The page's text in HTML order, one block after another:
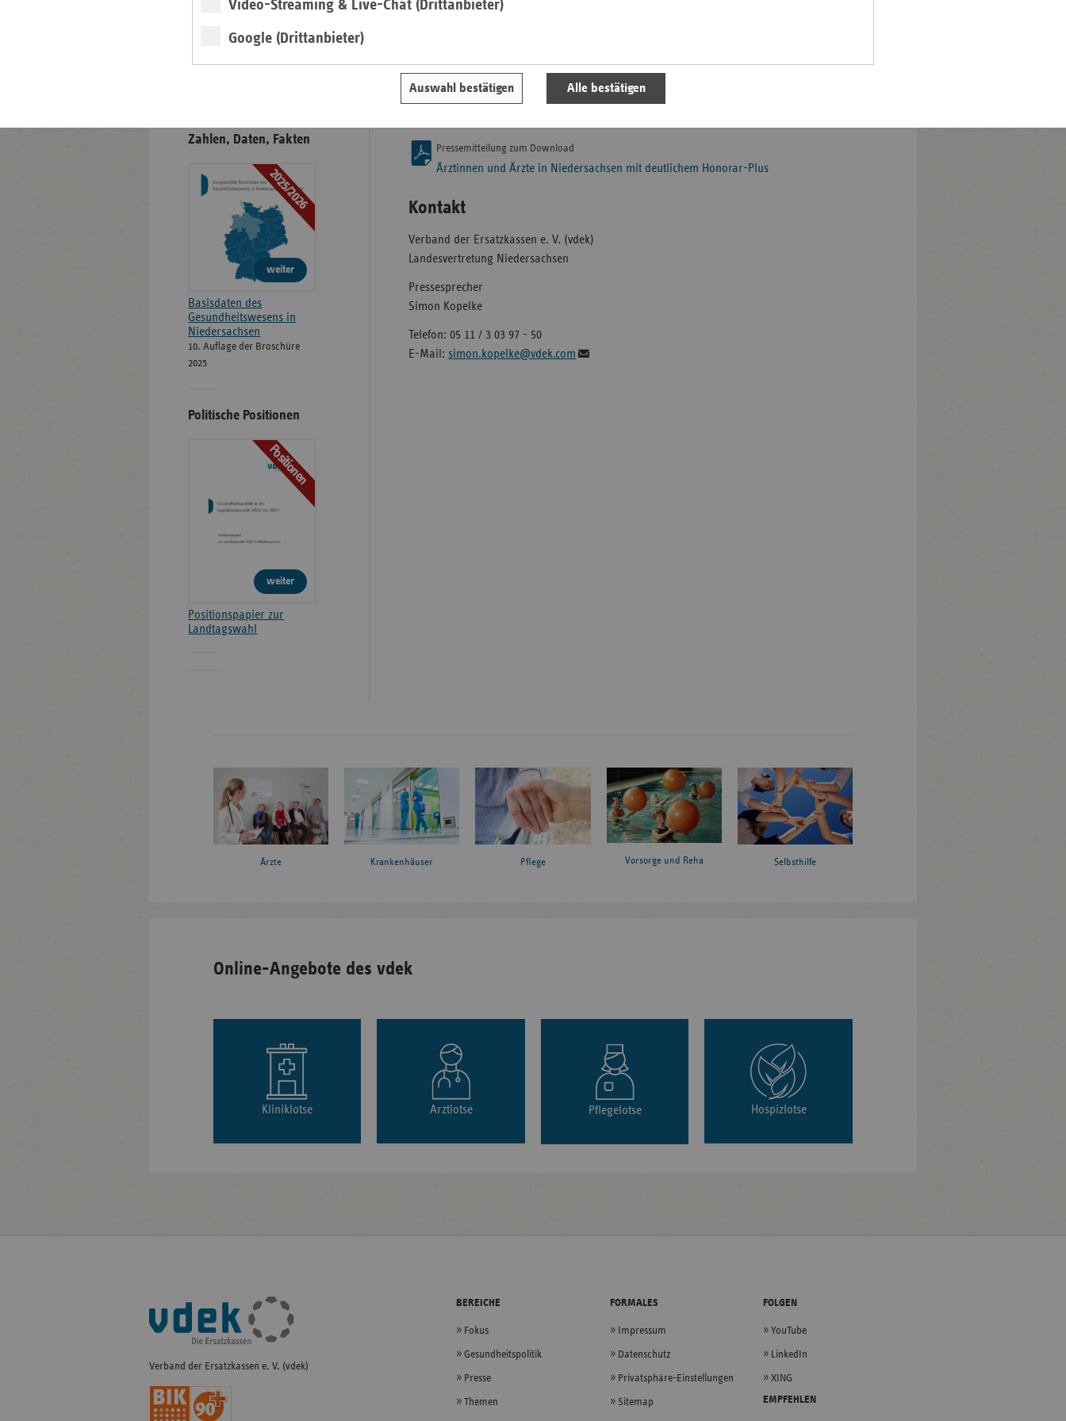
Video-Streaming & Live-Chat (Drittanbieter)
Google (Drittanbieter)
Auswahl bestätigen Alle bestätigen
Sachsen
erhöhend aus. Kinderärzte erzielten ein Plus von 6,7 Prozent – vor allem aufgrund der
inzwischen unbudgetierten Vergütung. Insgesamt belief sich das Gesamthonorar der
Pressemitteilung zum Download
Ärztinnen und Ärzte in Niedersachsen mit deutlichem Honorar-Plus
Kontakt
Verband der Ersatzkassen e. V. (vdek)
Landesvertretung Niedersachsen
Pressesprecher
Simon Kopelke
Telefon: 05 11 / 3 03 97 - 50
E-Mail: simon.kopelke@vdek.com
Veröffentlichungen
Zahlen, Daten, Fakten
2025/2026
weiter
Basisdaten des
Gesundheitswesens in
Niedersachsen
10. Auflage der Broschüre
2025
Politische Positionen
Positionen
weiter
Positionspapier zur
Landtagswahl
Ärzte Krankenhäuser Pflege Vorsorge und Reha Selbsthilfe
Online-Angebote des vdek
Kliniklotse Arztlotse Pflegelotse Hospizlotse
Fußleisten-
Navigation
Verband der Ersatzkassen e. V. (vdek)
BEREICHE
Fokus
Gesundheitspolitik
Presse
Themen
FORMALES
Impressum
Datenschutz
Privatsphäre-Einstellungen
Sitemap
FOLGEN
YouTube
LinkedIn
XING
EMPFEHLEN